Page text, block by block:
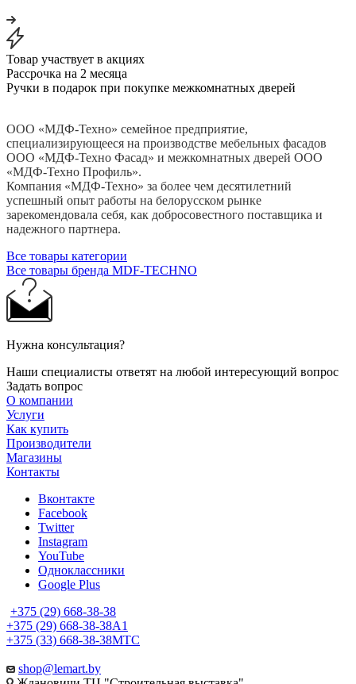
Товар участвует в акциях
Рассрочка на 2 месяца
Ручки в подарок при покупке межкомнатных дверей
ООО «МДФ-Техно» семейное предприятие,
специализирующееся на производстве мебельных фасадов
ООО «МДФ-Техно Фасад» и межкомнатных дверей ООО
«МДФ-Техно Профиль».
Компания «МДФ-Техно» за более чем десятилетний
успешный опыт работы на белорусском рынке
зарекомендовала себя, как добросовестного поставщика и
надежного партнера.
Все товары категории
Все товары бренда MDF-TECHNO
Нужна консультация?
Наши специалисты ответят на любой интересующий вопрос
Задать вопрос
О компании
Услуги
Как купить
Производители
Магазины
Контакты
Вконтакте
Facebook
Twitter
Instagram
YouTube
Одноклассники
Google Plus
+375 (29) 668-38-38
+375 (29) 668-38-38A1
+375 (33) 668-38-38МТС
shop@lemart.by